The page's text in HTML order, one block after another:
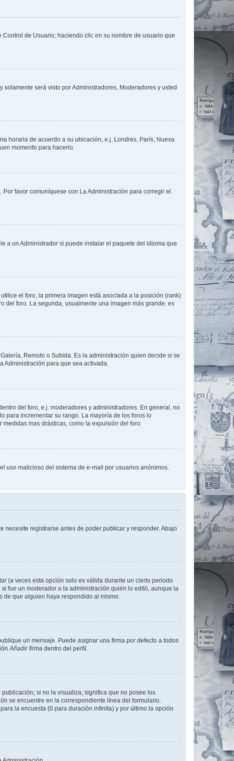
de Usuario; haciendo clic en su nombre de usuario que
solamente será visto por Administradores, Moderadores y usted
horaria de acuerdo a su ubicación, e.j. Londres, París, Nueva
momento para hacerlo.
favor comuníquese con La Administración para corregir el
a un Administrador si puede instalar el paquete del idioma que
el foro, la primera imagen está asociada a la posición (rank)
del foro. La segunda, usualmente una imagen más grande, es
Remoto o Subida. Es la administración quien decide si se
Administración para que sea activada.
del foro, e.j. moderadores y administradores. En general, no
para incrementar su rango. La mayoría de los foros lo
mas drásticas, como la expulsión del foro.
uso malicioso del sistema de e-mail por usuarios anónimos.
necesite registrarse antes de poder publicar y responder. Abajo
(a veces esta opción solo es válida durante un cierto periodo
fue un moderador o la administración quién lo editó, aunque la
de que alguien haya respondido al mismo.
un mensaje. Puede asignar una firma por defecto a todos
Añadir firma dentro del perfil.
si no la visualiza, significa que no posee los
se encuentre en la correspondiente línea del formulario.
la encuesta (0 para duración infinita) y por último la opción